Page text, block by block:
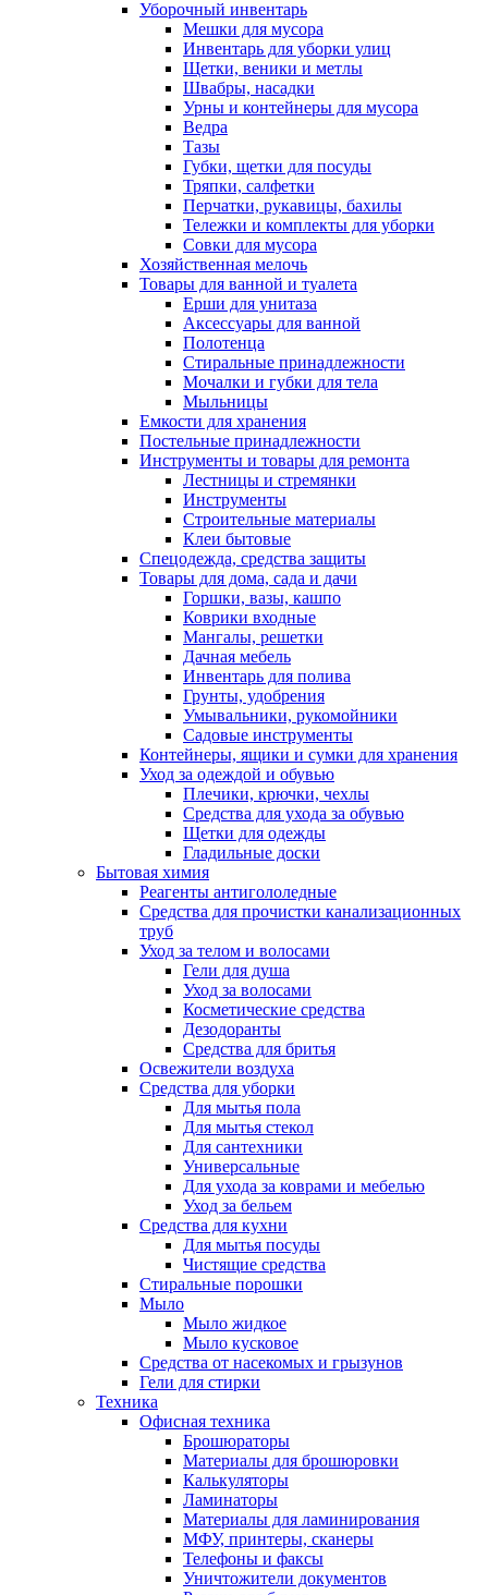
Уборочный инвентарь
Мешки для мусора
Инвентарь для уборки улиц
Щетки, веники и метлы
Швабры, насадки
Урны и контейнеры для мусора
Ведра
Тазы
Губки, щетки для посуды
Тряпки, салфетки
Перчатки, рукавицы, бахилы
Тележки и комплекты для уборки
Совки для мусора
Хозяйственная мелочь
Товары для ванной и туалета
Ерши для унитаза
Аксессуары для ванной
Полотенца
Стиральные принадлежности
Мочалки и губки для тела
Мыльницы
Емкости для хранения
Постельные принадлежности
Инструменты и товары для ремонта
Лестницы и стремянки
Инструменты
Строительные материалы
Клеи бытовые
Спецодежда, средства защиты
Товары для дома, сада и дачи
Горшки, вазы, кашпо
Коврики входные
Мангалы, решетки
Дачная мебель
Инвентарь для полива
Грунты, удобрения
Умывальники, рукомойники
Садовые инструменты
Контейнеры, ящики и сумки для хранения
Уход за одеждой и обувью
Плечики, крючки, чехлы
Средства для ухода за обувью
Щетки для одежды
Гладильные доски
Бытовая химия
Реагенты антигололедные
Средства для прочистки канализационных
труб
Уход за телом и волосами
Гели для душа
Уход за волосами
Косметические средства
Дезодоранты
Средства для бритья
Освежители воздуха
Средства для уборки
Для мытья пола
Для мытья стекол
Для сантехники
Универсальные
Для ухода за коврами и мебелью
Уход за бельем
Средства для кухни
Для мытья посуды
Чистящие средства
Стиральные порошки
Мыло
Мыло жидкое
Мыло кусковое
Средства от насекомых и грызунов
Гели для стирки
Техника
Офисная техника
Брошюраторы
Материалы для брошюровки
Калькуляторы
Ламинаторы
Материалы для ламинирования
МФУ, принтеры, сканеры
Телефоны и факсы
Уничтожители документов